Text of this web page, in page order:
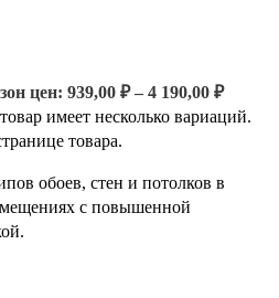
цен: 939,00 ₽ – 4 190,00 ₽
имеет несколько вариаций.
товара.
обоев, стен и потолков в
с повышенной